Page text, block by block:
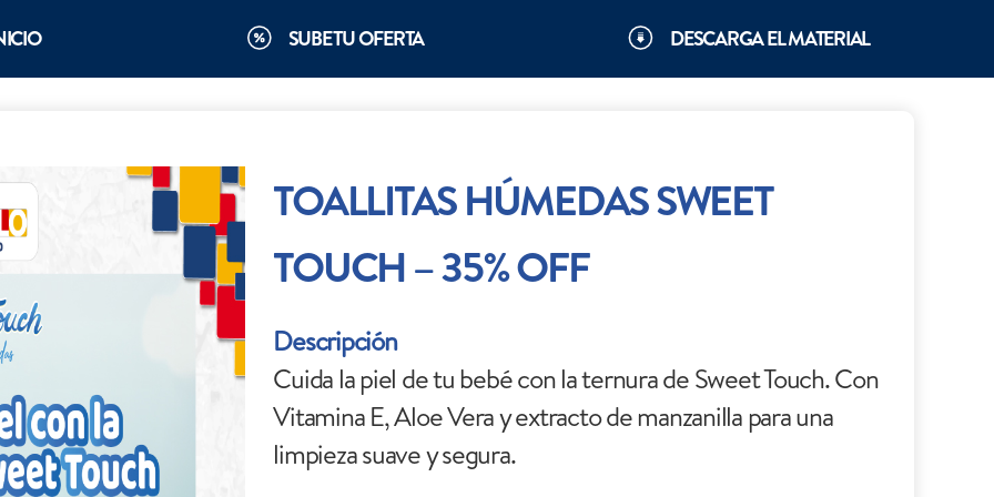
SUBE TU OFERTA DESCARGA EL MATERIAL
TOALLITAS HÚMEDAS SWEET
TOUCH – 35% OFF
Descripción
Cuida la piel de tu bebé con la ternura de Sweet Touch. Con
Vitamina E, Aloe Vera y extracto de manzanilla para una
limpieza suave y segura.